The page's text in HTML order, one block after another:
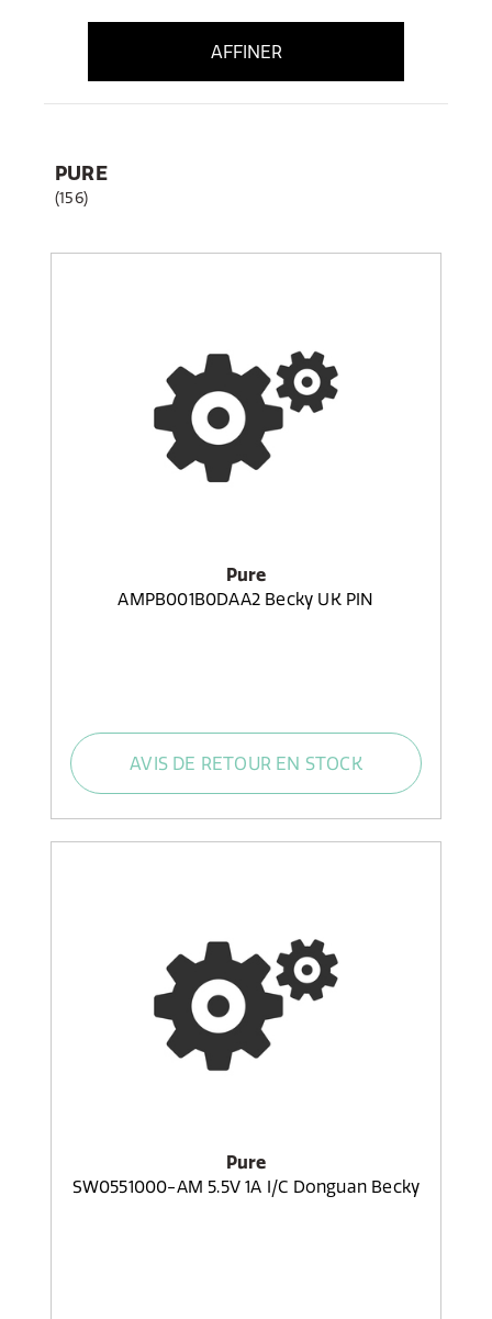
AFFINER
PURE
(156)
Pure
AMPB001B0DAA2 Becky UK PIN
AVIS DE RETOUR EN STOCK
Pure
SW0551000-AM 5.5V 1A I/C Donguan Becky